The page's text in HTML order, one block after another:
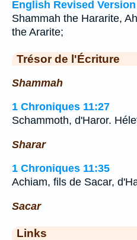
English Revised Version
Shammah the Hararite,
the Ararite;
Trésor de l'Écriture
Shammah
1 Chroniques 11:27
Schammoth, d'Haror.
Sharar
1 Chroniques 11:35
Achiam, fils de Sacar,
Sacar
Links